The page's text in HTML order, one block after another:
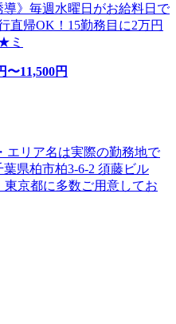
》毎週水曜日がお給料日で
直帰OK！15勤務目に2万円
ミ
〜11,500円
リア名は実際の勤務地で
県柏市柏3-6-2 須藤ビル
京都に多数ご用意してお